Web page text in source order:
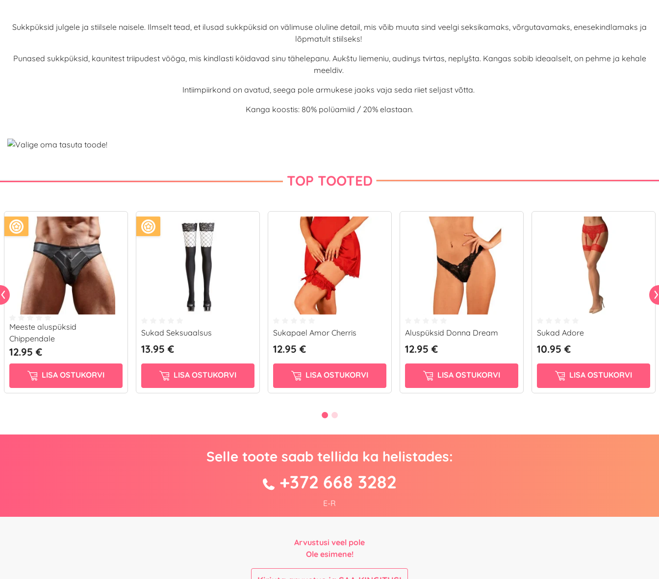
Sukkpüksid julgele ja stiilsele naisele. Ilmselt tead, et ilusad sukkpüksid on välimuse oluline detail, mis võib muuta sind veelgi seksikamaks, võrgutavamaks, enesekindlamaks ja
lõpmatult stiilseks!
Punased sukkpüksid, kaunitest triipudest vööga, mis kindlasti köidavad sinu tähelepanu. Aukštu liemeniu, audinys tvirtas, neplyšta. Kangas sobib ideaalselt, on pehme ja kehale
meeldiv.
Intiimpiirkond on avatud, seega pole armukese jaoks vaja seda riiet seljast võtta.
Kanga koostis: 80% polüamiid / 20% elastaan.
TOP TOOTED
Meeste aluspüksid
Chippendale
12.95 €
LISA OSTUKORVI
Sukad Seksuaalsus
13.95 €
LISA OSTUKORVI
Sukapael Amor Cherris
12.95 €
LISA OSTUKORVI
Aluspüksid Donna Dream
12.95 €
LISA OSTUKORVI
Sukad Adore
10.95 €
LISA OSTUKORVI
Selle toote saab tellida ka helistades:
+372 668 3282
E-R
Arvustusi veel pole
Ole esimene!